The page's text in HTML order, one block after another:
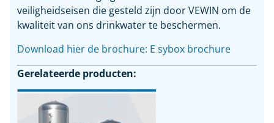
veiligheidseisen die gesteld zijn door VEWIN om de
kwaliteit van ons drinkwater te beschermen.
Download hier de brochure: E sybox brochure
Gerelateerde producten: